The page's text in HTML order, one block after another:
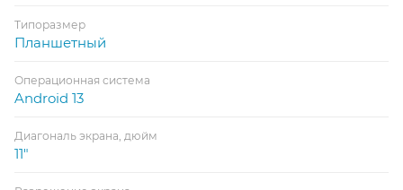
Типоразмер
Планшетный
Операционная система
Android 13
Диагональ экрана, дюйм
11"